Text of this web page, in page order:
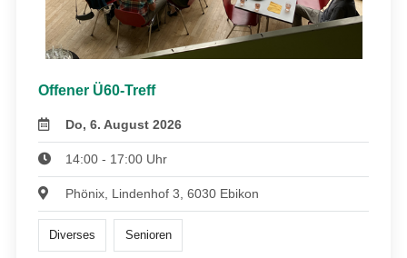
Offener Ü60-Treff
Do, 6. August 2026
14:00 - 17:00 Uhr
Phönix, Lindenhof 3, 6030 Ebikon
Diverses Senioren